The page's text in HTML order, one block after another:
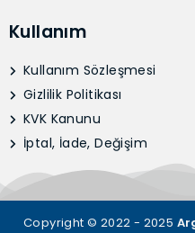
Kullanım
Kullanım Sözleşmesi
Gizlilik Politikası
KVK Kanunu
İptal, İade, Değişim
Copyright © 2022 - 2025